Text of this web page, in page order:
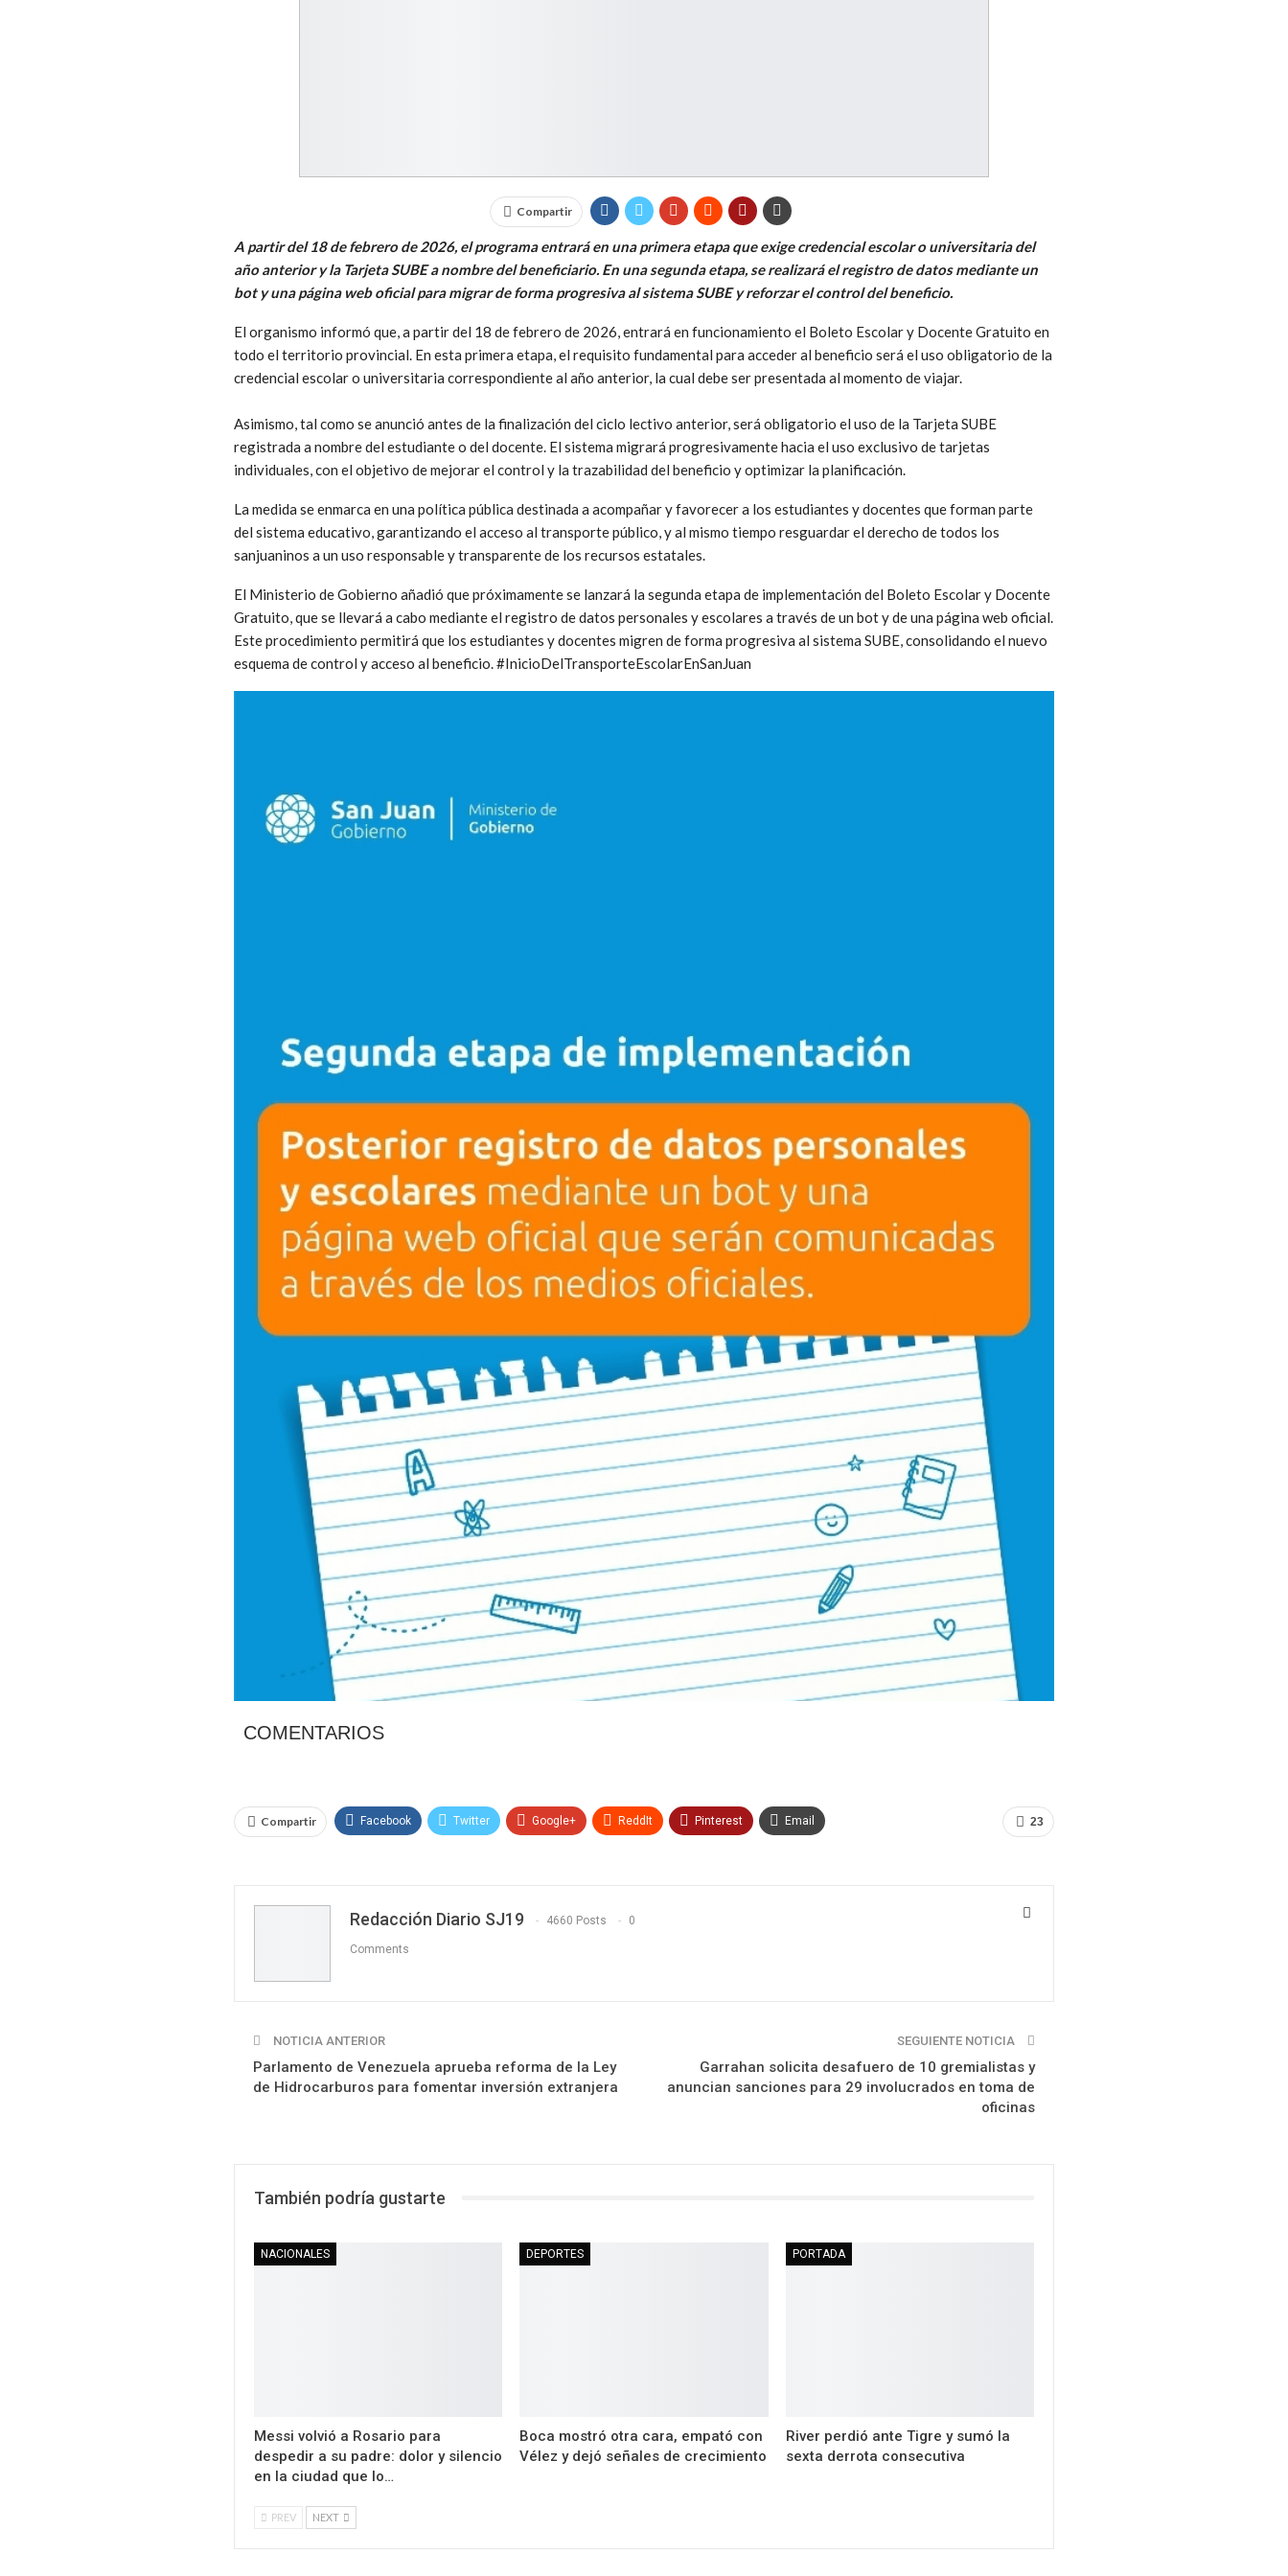
Compartir
A partir del 18 de febrero de 2026, el programa entrará en una primera etapa que exige credencial escolar o universitaria del
año anterior y la Tarjeta SUBE a nombre del beneficiario. En una segunda etapa, se realizará el registro de datos mediante un
bot y una página web oficial para migrar de forma progresiva al sistema SUBE y reforzar el control del beneficio.
El organismo informó que, a partir del 18 de febrero de 2026, entrará en funcionamiento el Boleto Escolar y Docente Gratuito en
todo el territorio provincial. En esta primera etapa, el requisito fundamental para acceder al beneficio será el uso obligatorio de la
credencial escolar o universitaria correspondiente al año anterior, la cual debe ser presentada al momento de viajar.
Asimismo, tal como se anunció antes de la finalización del ciclo lectivo anterior, será obligatorio el uso de la Tarjeta SUBE
registrada a nombre del estudiante o del docente. El sistema migrará progresivamente hacia el uso exclusivo de tarjetas
individuales, con el objetivo de mejorar el control y la trazabilidad del beneficio y optimizar la planificación.
La medida se enmarca en una política pública destinada a acompañar y favorecer a los estudiantes y docentes que forman parte
del sistema educativo, garantizando el acceso al transporte público, y al mismo tiempo resguardar el derecho de todos los
sanjuaninos a un uso responsable y transparente de los recursos estatales.
El Ministerio de Gobierno añadió que próximamente se lanzará la segunda etapa de implementación del Boleto Escolar y Docente
Gratuito, que se llevará a cabo mediante el registro de datos personales y escolares a través de un bot y de una página web oficial.
Este procedimiento permitirá que los estudiantes y docentes migren de forma progresiva al sistema SUBE, consolidando el nuevo
esquema de control y acceso al beneficio. #InicioDelTransporteEscolarEnSanJuan
COMENTARIOS
23
Compartir Facebook Twitter Google+ ReddIt Pinterest Email
Redacción Diario SJ19 4660 Posts 0
Comments
NOTICIA ANTERIOR
Parlamento de Venezuela aprueba reforma de la Ley
de Hidrocarburos para fomentar inversión extranjera
SEGUIENTE NOTICIA
Garrahan solicita desafuero de 10 gremialistas y
anuncian sanciones para 29 involucrados en toma de
oficinas
También podría gustarte
NACIONALES
Messi volvió a Rosario para
despedir a su padre: dolor y silencio
en la ciudad que lo…
DEPORTES
Boca mostró otra cara, empató con
Vélez y dejó señales de crecimiento
PORTADA
River perdió ante Tigre y sumó la
sexta derrota consecutiva
PREV NEXT